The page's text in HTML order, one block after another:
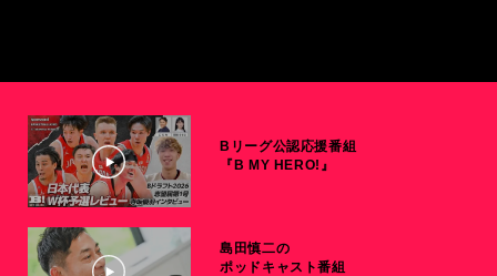
Bリーグ公認応援番組
『B MY HERO!』
島田慎二の
ポッドキャスト番組